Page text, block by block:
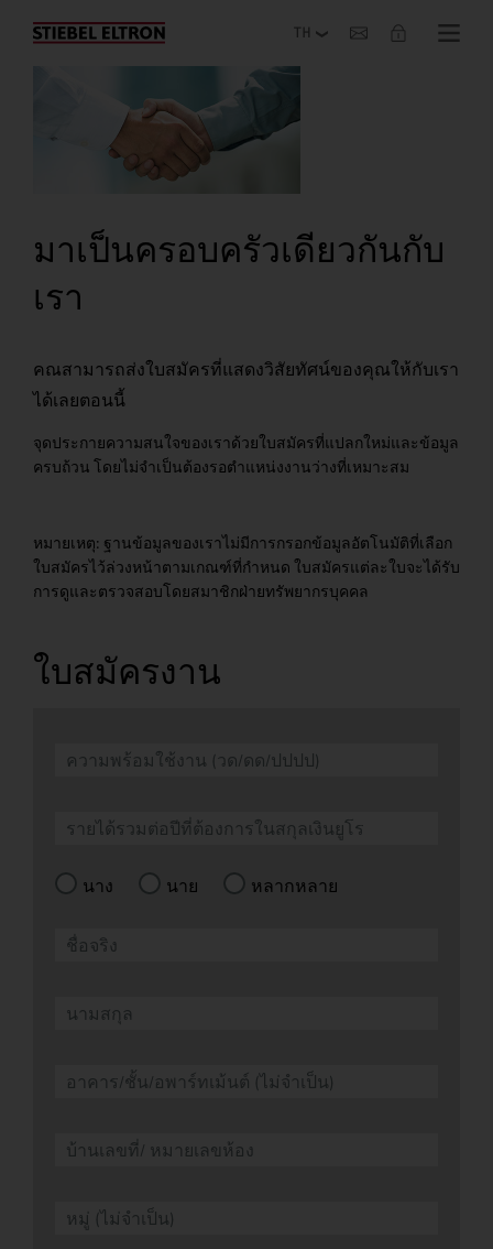
เกี่ยวกับองค์กร
มาเป็นครอบครัวเดียวกันกับ
เรา
คณสามารถส่งใบสมัครที่แสดงวิสัยทัศน์ของคุณให้กับเรา
ได้เลยตอนนี้
จุดประกายความสนใจของเราด้วยใบสมัครที่แปลกใหม่และข้อมูล
ครบถ้วน โดยไม่จำเป็นต้องรอตำแหน่งงานว่างที่เหมาะสม
หมายเหตุ: ฐานข้อมูลของเราไม่มีการกรอกข้อมูลอัตโนมัติที่เลือก
ใบสมัครไว้ล่วงหน้าตามเกณฑ์ที่กำหนด ใบสมัครแต่ละใบจะได้รับ
การดูและตรวจสอบโดยสมาชิกฝ่ายทรัพยากรบุคคล
ใบสมัครงาน
นาง นาย หลากหลาย